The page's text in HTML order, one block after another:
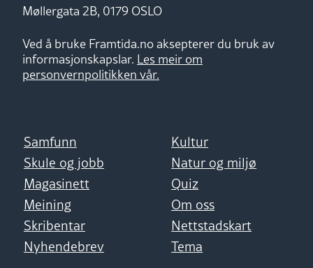
Møllergata 2B, 0179 OSLO
Ved å bruke Framtida.no aksepterer du bruk av
informasjonskapslar. Les meir om
personvernpolitikken vår.
Samfunn
Kultur
Skule og jobb
Natur og miljø
Magasinett
Quiz
Meining
Om oss
Skribentar
Nettstadskart
Nyhendebrev
Tema